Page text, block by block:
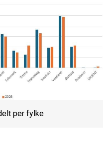
per fylke